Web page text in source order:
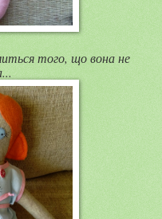
того, що вона не